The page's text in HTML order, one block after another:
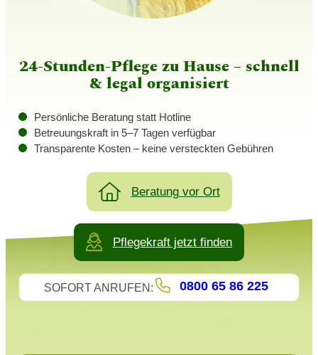
24-Stunden-Pflege zu Hause – schnell
& legal organisiert
Persönliche Beratung statt Hotline
Betreuungskraft in 5–7 Tagen verfügbar
Transparente Kosten – keine versteckten Gebühren
Beratung vor Ort
Pflegekraft jetzt finden
SOFORT ANRUFEN: 0800 65 86 225